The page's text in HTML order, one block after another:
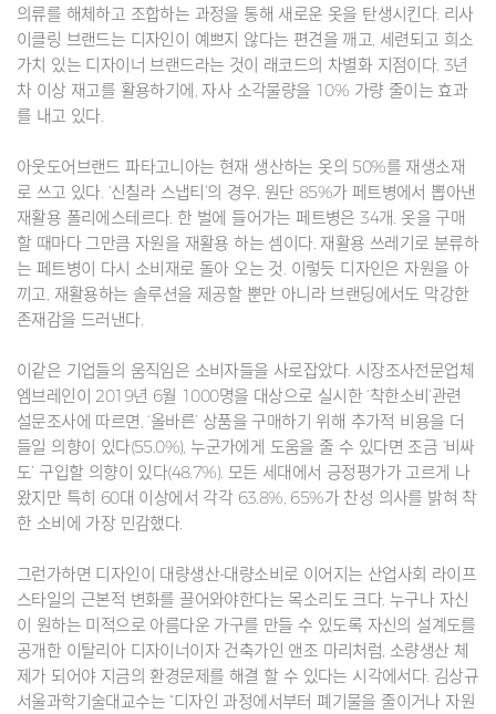
의류를 해체하고 조합하는 과정을 통해 새로운 옷을 탄생시킨다. 리사
이클링 브랜드는 디자인이 예쁘지 않다는 편견을 깨고, 세련되고 희소
가치 있는 디자이너 브랜드라는 것이 래코드의 차별화 지점이다. 3년
차 이상 재고를 활용하기에, 자사 소각물량을 10% 가량 줄이는 효과
를 내고 있다.
아웃도어브랜드 파타고니아는 현재 생산하는 옷의 50%를 재생소재
로 쓰고 있다. ‘신칠라 스냅티’의 경우, 원단 85%가 페트병에서 뽑아낸
재활용 폴리에스테르다. 한 벌에 들어가는 페트병은 34개. 옷을 구매
할 때마다 그만큼 자원을 재활용 하는 셈이다. 재활용 쓰레기로 분류하
는 페트병이 다시 소비재로 돌아 오는 것. 이렇듯 디자인은 자원을 아
끼고, 재활용하는 솔루션을 제공할 뿐만 아니라 브랜딩에서도 막강한
존재감을 드러낸다.
이같은 기업들의 움직임은 소비자들을 사로잡았다. 시장조사전문업체
엠브레인이 2019년 6월 1000명을 대상으로 실시한 ‘착한소비’관련
설문조사에 따르면, ‘올바른’ 상품을 구매하기 위해 추가적 비용을 더
들일 의향이 있다(55.0%), 누군가에게 도움을 줄 수 있다면 조금 ‘비싸
도’ 구입할 의향이 있다(48.7%). 모든 세대에서 긍정평가가 고르게 나
왔지만 특히 60대 이상에서 각각 63.8%, 65%가 찬성 의사를 밝혀 착
한 소비에 가장 민감했다.
그런가하면 디자인이 대량생산-대량소비로 이어지는 산업사회 라이프
스타일의 근본적 변화를 끌어와야한다는 목소리도 크다. 누구나 자신
이 원하는 미적으로 아름다운 가구를 만들 수 있도록 자신의 설계도를
공개한 이탈리아 디자이너이자 건축가인 앤조 마리처럼, 소량생산 체
제가 되어야 지금의 환경문제를 해결 할 수 있다는 시각에서다. 김상규
서울과학기술대교수는 “디자인 과정에서부터 폐기물을 줄이거나 자원